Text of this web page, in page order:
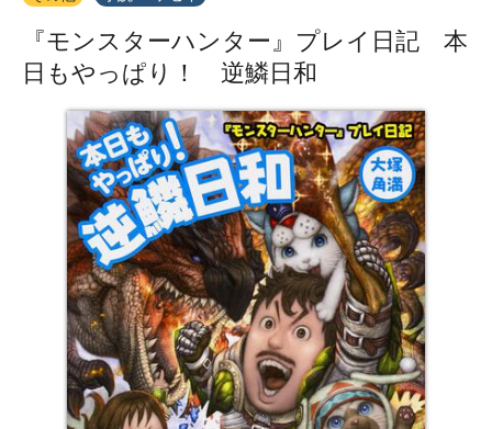
『モンスターハンター』プレイ日記 本
日もやっぱり！ 逆鱗日和